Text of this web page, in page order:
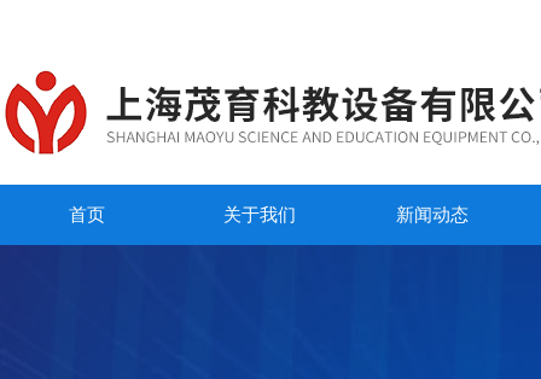
首页 关于我们 新闻动态